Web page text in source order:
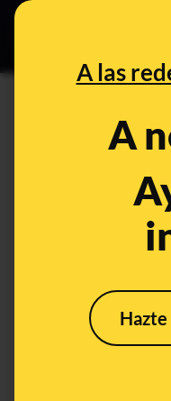
A las
A
El
forma
Sep 8,